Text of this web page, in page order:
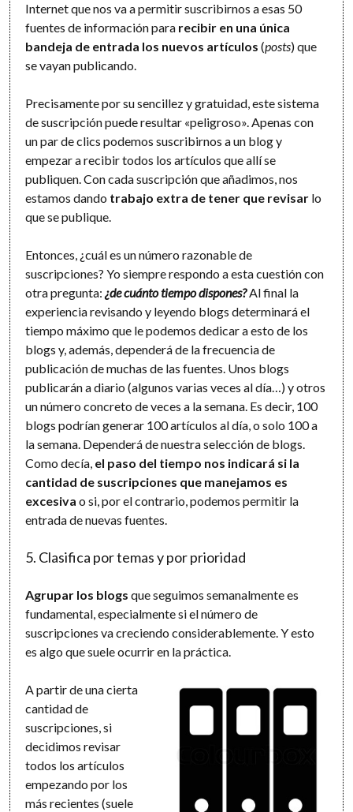
Internet que nos va a permitir suscribirnos a esas 50
fuentes de información para recibir en una única
bandeja de entrada los nuevos artículos (posts) que
se vayan publicando.
Precisamente por su sencillez y gratuidad, este sistema
de suscripción puede resultar «peligroso». Apenas con
un par de clics podemos suscribirnos a un blog y
empezar a recibir todos los artículos que allí se
publiquen. Con cada suscripción que añadimos, nos
estamos dando trabajo extra de tener que revisar lo
que se publique.
Entonces, ¿cuál es un número razonable de
suscripciones? Yo siempre respondo a esta cuestión con
otra pregunta:¿de cuánto tiempo dispones?Al final la
experiencia revisando y leyendo blogs determinará el
tiempo máximo que le podemos dedicar a esto de los
blogs y, además, dependerá de la frecuencia de
publicación de muchas de las fuentes. Unos blogs
publicarán a diario (algunos varias veces al día…) y otros
un número concreto de veces a la semana. Es decir, 100
blogs podrían generar 100 artículos al día, o solo 100 a
la semana. Dependerá de nuestra selección de blogs.
Como decía, el paso del tiempo nos indicará si la
cantidad de suscripciones que manejamos es
excesiva o si, por el contrario, podemos permitir la
entrada de nuevas fuentes.
5. Clasifica por temas y por prioridad
Agrupar los blogs que seguimos semanalmente es
fundamental, especialmente si el número de
suscripciones va creciendo considerablemente. Y esto
es algo que suele ocurrir en la práctica.
A partir de una cierta
cantidad de
suscripciones, si
decidimos revisar
todos los artículos
empezando por los
más recientes (suele